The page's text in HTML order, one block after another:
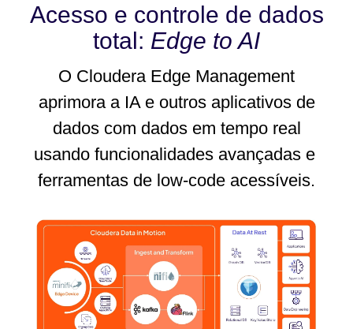
Acesso e controle de dados
total: Edge to AI
O Cloudera Edge Management
aprimora a IA e outros aplicativos de
dados com dados em tempo real
usando funcionalidades avançadas e
ferramentas de low-code acessíveis.